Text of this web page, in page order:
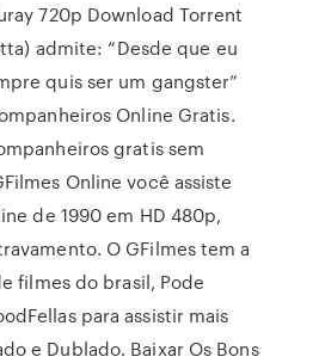
720p Download Torrent
admite: “Desde que eu
quis ser um gangster”
Online Gratis.
gratis sem
Online você assiste
de 1990 em HD 480p,
O GFilmes tem a
filmes do brasil, Pode
para assistir mais
e Dublado. Baixar Os Bons